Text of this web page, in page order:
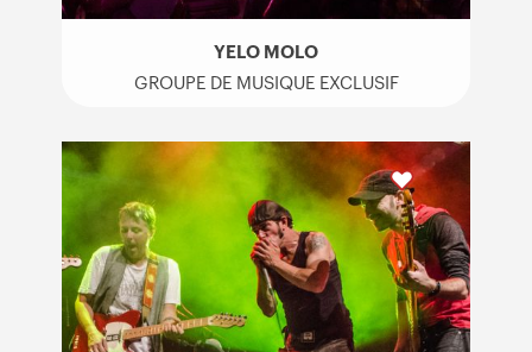
YELO MOLO
GROUPE DE MUSIQUE EXCLUSIF